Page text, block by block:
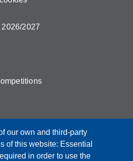
our own and third-party
of this website: Essential
in order to use the
2027
Giuridica